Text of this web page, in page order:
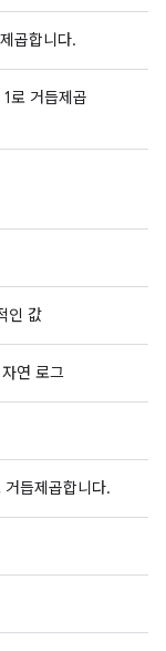
곱합니다.
로 거듭제곱
인 값
연 로그
듭제곱합니다.